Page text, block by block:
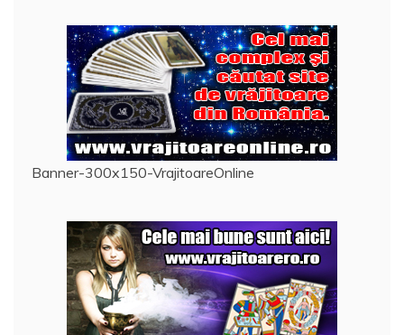
Banner-300x150-VrajitoareOnline